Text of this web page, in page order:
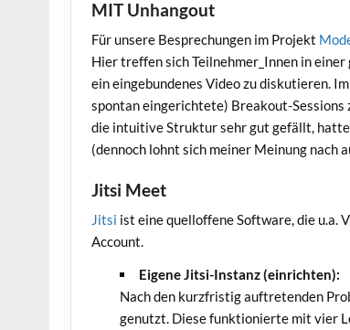
MIT Unhangout
Für unsere Besprechungen im Projekt
Hier treffen sich Teilnehmer_Innen in
ein eingebundenes Video zu diskutieren.
spontan eingerichtete) Breakout-
die intuitive Struktur sehr gut gefällt,
(dennoch lohnt sich meiner Meinung nach
Jitsi Meet
Jitsi ist eine quelloffene Software, die u.a.
Account.
Eigene Jitsi-Instanz (einrichten):
Nach den kurzfristig auftretenden
genutzt. Diese funktionierte mit vier